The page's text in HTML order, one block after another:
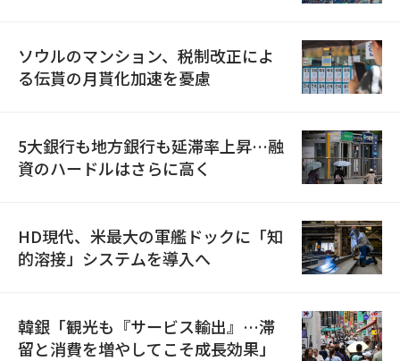
ソウルのマンション、税制改正によ
る伝貰の月貰化加速を憂慮
5大銀行も地方銀行も延滞率上昇…融
資のハードルはさらに高く
HD現代、米最大の軍艦ドックに「知
的溶接」システムを導入へ
韓銀「観光も『サービス輸出』…滞
留と消費を増やしてこそ成長効果」